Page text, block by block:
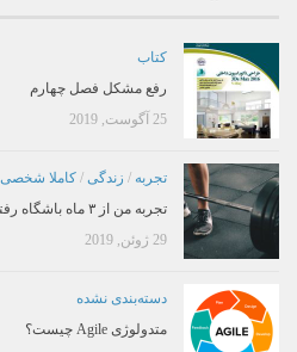
کتاب
رفع مشکل فصل چهارم
25 آگوست, 2019
تجربه / زندگی / کاملا شخصی
تجربه من از ۳ ماه باشگاه رفتن
29 ژوئن, 2019
دسته‌بندی نشده
متدولوژی Agile چیست؟